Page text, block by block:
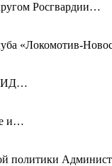
Росгвардии…
«Локомотив-
«ИД…
и…
политики